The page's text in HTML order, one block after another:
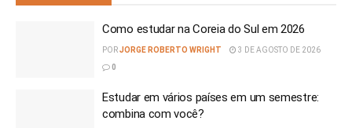
Como estudar na Coreia do Sul em 2026
PORJORGE ROBERTO WRIGHT
3 DE AGOSTO DE 2026
0
Estudar em vários países em um semestre:
combina com você?